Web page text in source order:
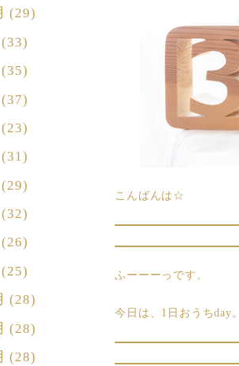
こんばんは☆
ふーーーっです。
今日は、1日おうちday。
(29)
(33)
(35)
(37)
(23)
(31)
(29)
(32)
(26)
(25)
(28)
(28)
(28)